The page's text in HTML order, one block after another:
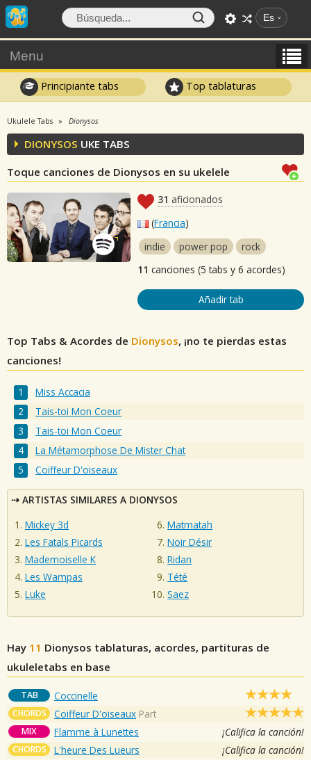
Es
Menu
Principiante tabs Top tablaturas
Ukulele Tabs Dionysos
DIONYSOS UKE TABS
Toque canciones de Dionysos en su ukelele
31 aficionados
(Francia)
indie
power pop
rock
11 canciones (5 tabs y 6 acordes)
Añadir tab
Top Tabs & Acordes de Dionysos, ¡no te pierdas estas
canciones!
Miss Accacia
Tais-toi Mon Coeur
Tais-toi Mon Coeur
La Métamorphose De Mister Chat
Coiffeur D'oiseaux
ARTISTAS SIMILARES A DIONYSOS
Mickey 3d
Les Fatals Picards
Mademoiselle K
Les Wampas
Luke
Matmatah
Noir Désir
Ridan
Tété
Saez
Hay 11 Dionysos tablaturas, acordes, partituras de
ukuleletabs en base
TAB Coccinelle
CHORDS Coiffeur D'oiseaux Part
MIX Flamme à Lunettes ¡Califica la canción!
CHORDS L'heure Des Lueurs ¡Califica la canción!